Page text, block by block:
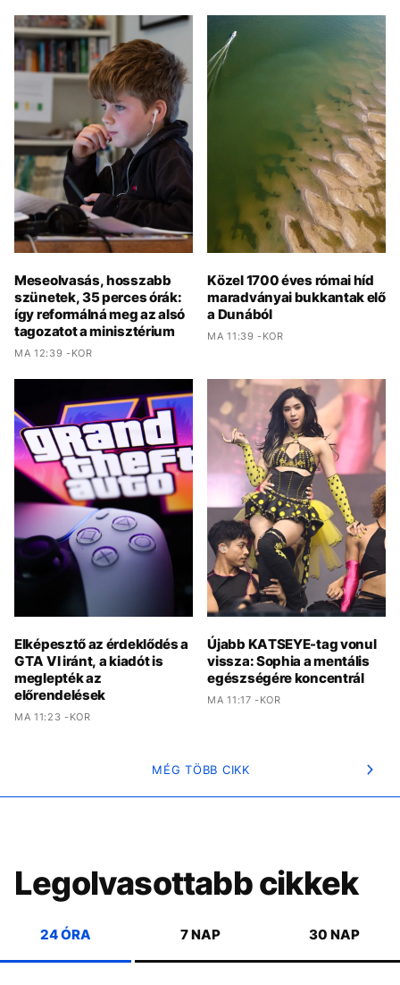
Meseolvasás, hosszabb
szünetek, 35 perces órák:
így reformálná meg az alsó
tagozatot a minisztérium
MA 12:39 -KOR
Közel 1700 éves római híd
maradványai bukkantak elő
a Dunából
MA 11:39 -KOR
Elképesztő az érdeklődés a
GTA VI iránt, a kiadót is
meglepték az
előrendelések
MA 11:23 -KOR
Újabb KATSEYE-tag vonul
vissza: Sophia a mentális
egészségére koncentrál
MA 11:17 -KOR
MÉG TÖBB CIKK
Legolvasottabb cikkek
24 ÓRA 7 NAP 30 NAP